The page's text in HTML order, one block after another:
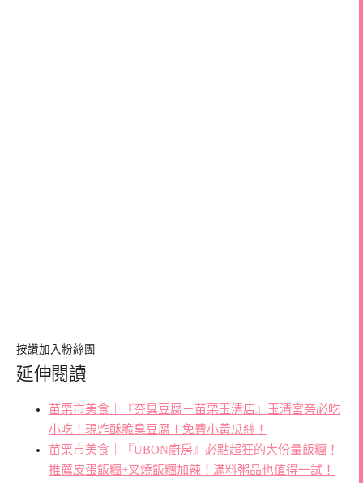
按讚加入粉絲團
延伸閱讀
苗栗市美食｜『夯臭豆腐－苗栗玉清店』玉清宮旁必吃
小吃！現炸酥脆臭豆腐＋免費小黃瓜絲！
苗栗市美食｜『UBON廚房』必點超狂的大份量飯糰！
推薦皮蛋飯糰+叉燒飯糰加辣！滿料粥品也值得一試！